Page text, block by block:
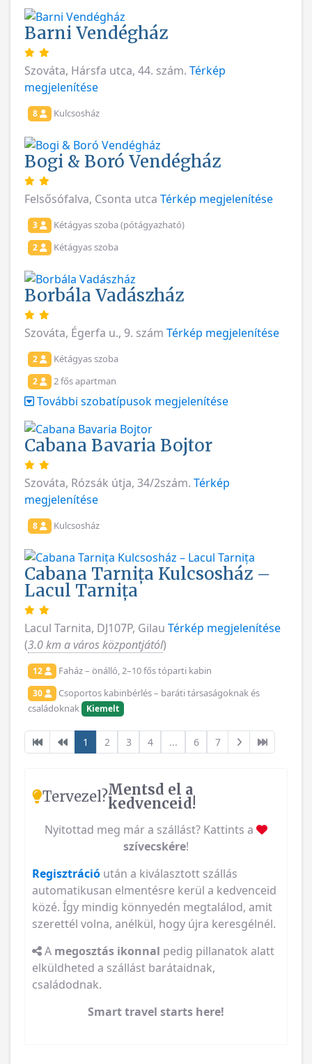
Barni Vendégház
Szováta, Hársfa utca, 44. szám. Térkép
megjelenítése
8 Kulcsosház
Bogi & Boró Vendégház
Felsősófalva, Csonta utca Térkép megjelenítése
3 Kétágyas szoba (pótágyazható)
2 Kétágyas szoba
Borbála Vadászház
Szováta, Égerfa u., 9. szám Térkép megjelenítése
2 Kétágyas szoba
2 2 fős apartman
További szobatípusok megjelenítése
Cabana Bavaria Bojtor
Szováta, Rózsák útja, 34/2szám. Térkép
megjelenítése
8 Kulcsosház
Cabana Tarnița Kulcsosház –
Lacul Tarnița
Lacul Tarnita, DJ107P, Gilau Térkép megjelenítése
(3.0 km a város központjától)
12 Faház – önálló, 2–10 fős tóparti kabin
30
Csoportos kabinbérlés – baráti társaságoknak és
családoknak
Kiemelt
1 2 3 4 ... 6 7
Tervezel?Mentsd el a
kedvenceid!
Nyitottad meg már a szállást? Kattints a
szívecskére!
Regisztráció után a kiválasztott szállás
automatikusan elmentésre kerül a kedvenceid
közé. Így mindig könnyedén megtalálod, amit
szerettél volna, anélkül, hogy újra keresgélnél.
A megosztás ikonnal pedig pillanatok alatt
elküldheted a szállást barátaidnak,
családodnak.
Smart travel starts here!